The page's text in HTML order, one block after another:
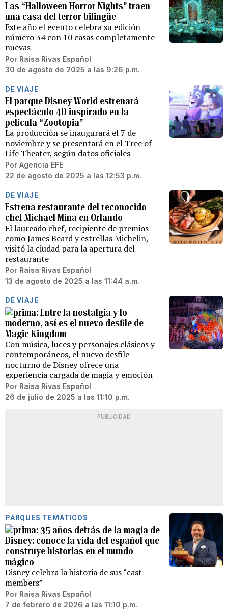
Las “Halloween Horror Nights” traen
una casa del terror bilingüe
Este año el evento celebra su edición
número 34 con 10 casas completamente
nuevas
Por Raisa Rivas Español
30 de agosto de 2025 a las 9:26 p.m.
DE VIAJE
El parque Disney World estrenará
espectáculo 4D inspirado en la
película “Zootopia”
La producción se inaugurará el 7 de
noviembre y se presentará en el Tree of
Life Theater, según datos oficiales
Por Agencia EFE
22 de agosto de 2025 a las 12:53 p.m.
DE VIAJE
Estrena restaurante del reconocido
chef Michael Mina en Orlando
El laureado chef, recipiente de premios
como James Beard y estrellas Michelin,
visitó la ciudad para la apertura del
restaurante
Por Raisa Rivas Español
13 de agosto de 2025 a las 11:44 a.m.
DE VIAJE
Entre la nostalgia y lo
moderno, así es el nuevo desfile de
Magic Kingdom
Con música, luces y personajes clásicos y
contemporáneos, el nuevo desfile
nocturno de Disney ofrece una
experiencia cargada de magia y emoción
Por Raisa Rivas Español
26 de julio de 2025 a las 11:10 p.m.
PUBLICIDAD
PARQUES TEMÁTICOS
35 años detrás de la magia de
Disney: conoce la vida del español que
construye historias en el mundo
mágico
Disney celebra la historia de sus “cast
members”
Por Raisa Rivas Español
7 de febrero de 2026 a las 11:10 p.m.